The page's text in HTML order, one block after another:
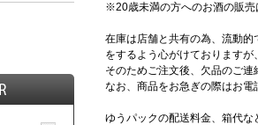
※20歳未満の方へのお酒の販売
在庫は店舗と共有の為、流動
をするよう心がけております
そのためご注文後、欠品のご
なお、商品をお急ぎの際はお
ゆうパックの配送料金、箱代